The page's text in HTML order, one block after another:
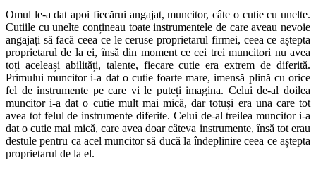
Omul le-a dat apoi fiecărui angajat, muncitor, câte o cutie cu unelte.
Cutiile cu unelte conțineau toate instrumentele de care aveau nevoie
angajați să facă ceea ce le ceruse proprietarul firmei, ceea ce aștepta
proprietarul de la ei, însă din moment ce cei trei muncitori nu avea
toți aceleași abilități, talente, fiecare cutie era extrem de diferită.
Primului muncitor i-a dat o cutie foarte mare, imensă plină cu orice
fel de instrumente pe care vi le puteți imagina. Celui de-al doilea
muncitor i-a dat o cutie mult mai mică, dar totuși era una care tot
avea tot felul de instrumente diferite. Celui de-al treilea muncitor i-a
dat o cutie mai mică, care avea doar câteva instrumente, însă tot erau
destule pentru ca acel muncitor să ducă la îndeplinire ceea ce aștepta
proprietarul de la el.